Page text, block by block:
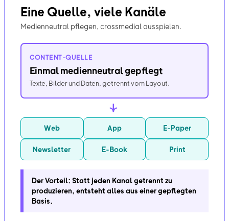
Eine Quelle, viele Kanäle
Medienneutral pflegen, crossmedial ausspielen.
CONTENT-QUELLE
Einmal medienneutral gepflegt
Texte, Bilder und Daten, getrennt vom Layout.
→
Web App E-Paper
Newsletter E-Book Print
Der Vorteil: Statt jeden Kanal getrennt zu
produzieren, entsteht alles aus einer gepflegten
Basis.